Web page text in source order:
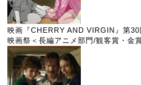
映画『CHERRY AND VIRGIN』第30
映画祭＜長編アニメ部門/観客賞・金